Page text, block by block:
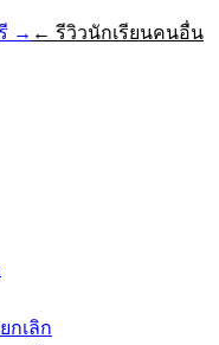
→ ← รีวิวนักเรียนคนอื่น
กเลิก